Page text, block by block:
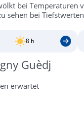
bei Temperaturen
sehen bei
8 h
Guèdj
erwartet